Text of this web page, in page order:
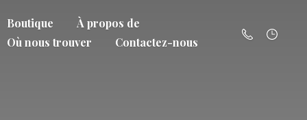
Boutique
À propos de
Où nous trouver
Contactez-nous